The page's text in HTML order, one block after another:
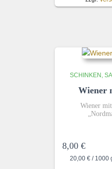
SCHINKEN,
Wiener
Wiener
8,00 €
20,00 € / 1000